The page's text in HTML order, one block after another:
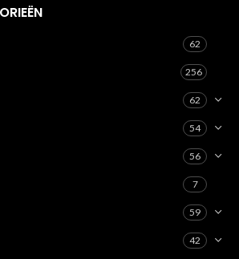
62
256
62
54
56
7
59
42